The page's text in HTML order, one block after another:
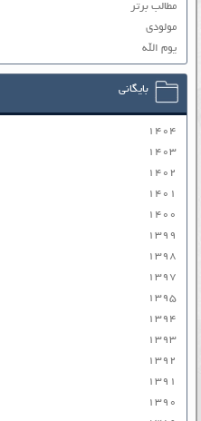
مطالب برتر
مولودی
یوم الله
بایگانی
۱۴۰۴
۱۴۰۳
۱۴۰۲
۱۴۰۱
۱۴۰۰
۱۳۹۹
۱۳۹۸
۱۳۹۷
۱۳۹۵
۱۳۹۴
۱۳۹۳
۱۳۹۲
۱۳۹۱
۱۳۹۰